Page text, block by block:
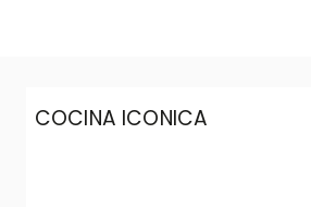
COCINA ICONICA